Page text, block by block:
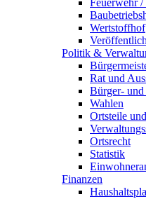
Feuerwehr /
Wertstoffhof
Politik &
Rat und
Bürger-
Wahlen
Ortsteile
Ortsrecht
Statistik
Finanzen